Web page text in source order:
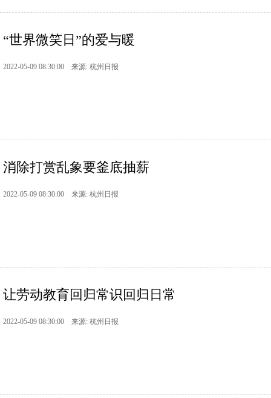
“世界微笑日”的爱与暖
2022-05-09 08:30:00 来源: 杭州日报
消除打赏乱象要釜底抽薪
2022-05-09 08:30:00 来源: 杭州日报
让劳动教育回归常识回归日常
2022-05-09 08:30:00 来源: 杭州日报